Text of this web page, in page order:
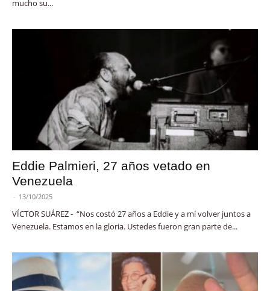
mucho su...
Eddie Palmieri, 27 años vetado en
Venezuela
- 13/10/2025
VÍCTOR SUÁREZ - “Nos costó 27 años a Eddie y a mí volver juntos a
Venezuela. Estamos en la gloria. Ustedes fueron gran parte de...